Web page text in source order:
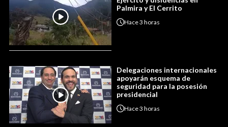
Palmira y El Cerrito
Hace3 horas
Delegaciones internacionales
apoyarán esquema de
seguridad para la posesión
presidencial
Hace3 horas